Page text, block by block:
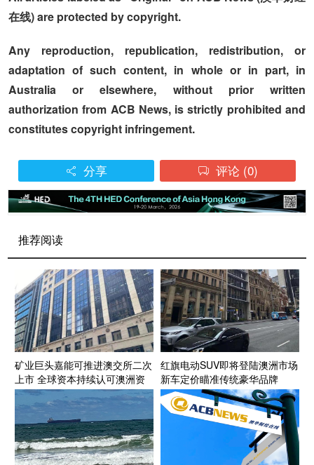
在线) are protected by copyright.
Any reproduction, republication, redistribution, or
adaptation of such content, in whole or in part, in
Australia or elsewhere, without prior written
authorization from ACB News, is strictly prohibited and
constitutes copyright infringement.
 分享  评论 (0)
推荐阅读
矿业巨头嘉能可推进澳交所二次
上市 全球资本持续认可澳洲资
源投资生态
红旗电动SUV即将登陆澳洲市场
新车定价瞄准传统豪华品牌